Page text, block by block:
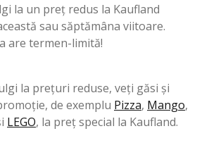
la un preț redus la Kaufland
sau săptămâna viitoare.
are termen-limită!
la prețuri reduse, veți găsi și
de exemplu Pizza, Mango,
LEGO, la preț special la Kaufland.